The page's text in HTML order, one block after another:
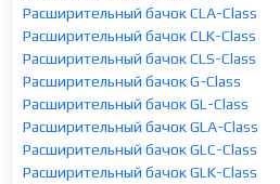
Расширительный бачок CLA-Class
Расширительный бачок CLK-Class
Расширительный бачок CLS-Class
Расширительный бачок G-Class
Расширительный бачок GL-Class
Расширительный бачок GLA-Class
Расширительный бачок GLC-Class
Расширительный бачок GLK-Class